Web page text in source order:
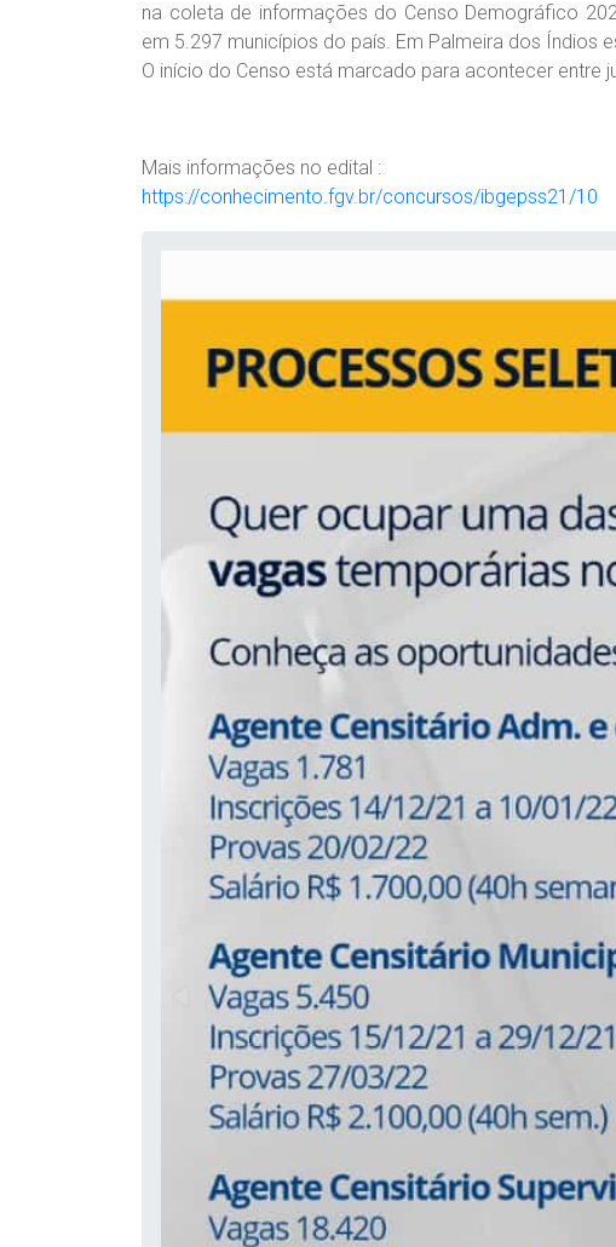
na coleta de informações do Censo Demográfico
em 5.297 municípios do país. Em Palmeira dos Índios
O início do Censo está marcado para acontecer entre
Mais informações no edital :
https://conhecimento.fgv.br/concursos/ibgepss21/10